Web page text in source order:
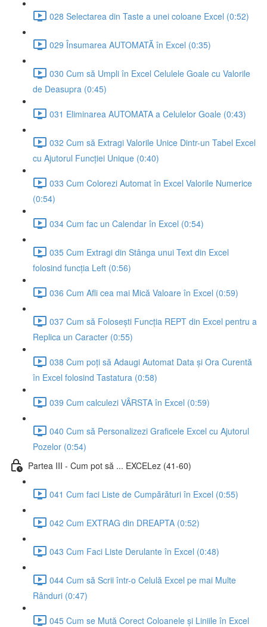
028 Selectarea din Taste a unei coloane Excel (0:52)
029 Însumarea AUTOMATĂ în Excel (0:35)
030 Cum să Umpli în Excel Celulele Goale cu Valorile
de Deasupra (0:45)
031 Eliminarea AUTOMATA a Celulelor Goale (0:43)
032 Cum să Extragi Valorile Unice Dintr-un Tabel Excel
cu Ajutorul Funcției Unique (0:40)
033 Cum Colorezi Automat în Excel Valorile Numerice
(0:54)
034 Cum fac un Calendar în Excel (0:54)
035 Cum Extragi din Stânga unui Text din Excel
folosind funcția Left (0:56)
036 Cum Afli cea mai Mică Valoare în Excel (0:59)
037 Cum să Folosești Funcția REPT din Excel pentru a
Replica un Caracter (0:55)
038 Cum poți să Adaugi Automat Data și Ora Curentă
în Excel folosind Tastatura (0:58)
039 Cum calculezi VÂRSTA în Excel (0:59)
040 Cum să Personalizezi Graficele Excel cu Ajutorul
Pozelor (0:54)
Partea III - Cum pot să ... EXCELez (41-60)
041 Cum faci Liste de Cumpărături în Excel (0:55)
042 Cum EXTRAG din DREAPTA (0:52)
043 Cum Faci Liste Derulante în Excel (0:48)
044 Cum să Scrii într-o Celulă Excel pe mai Multe
Rânduri (0:47)
045 Cum se Mută Corect Coloanele și Liniile în Excel